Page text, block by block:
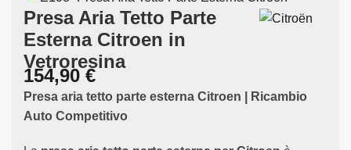
Presa Aria Tetto Parte
Esterna Citroen in
Vetroresina
154,90 €
Presa aria tetto parte esterna Citroen | Ricambio
Auto Competitivo